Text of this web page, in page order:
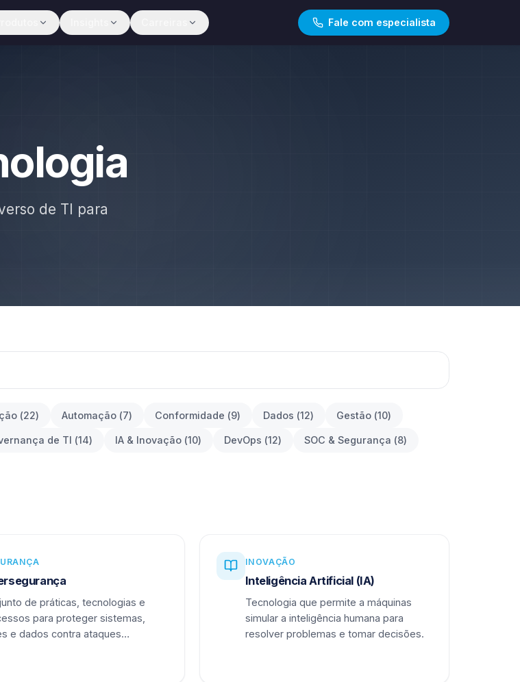
Fale com especialista
de TI para
(22) Automação (7) Conformidade (9) Dados (12) Gestão (10)
de TI (14) IA & Inovação (10) DevOps (12) SOC & Segurança (8)
de práticas, tecnologias e
para proteger sistemas,
e dados contra ataques
INOVAÇÃO
Inteligência Artificial (IA)
Tecnologia que permite a máquinas
simular a inteligência humana para
resolver problemas e tomar decisões.